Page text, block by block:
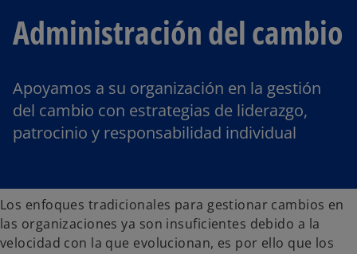
Administración del cambio
Apoyamos a su organización en la gestión
del cambio con estrategias de liderazgo,
patrocinio y responsabilidad individual
Los enfoques tradicionales para gestionar cambios en
las organizaciones ya son insuficientes debido a la
velocidad con la que evolucionan, es por ello que los